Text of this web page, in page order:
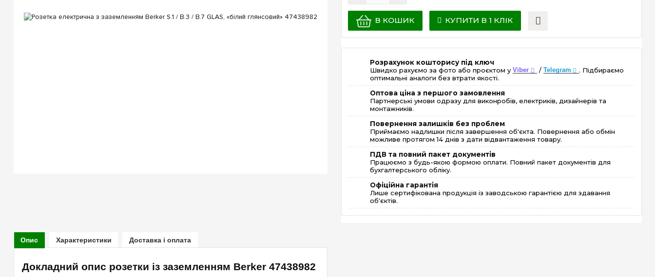
В КОШИК КУПИТИ В 1 КЛІК
Розрахунок кошторису під ключ
Швидко рахуємо за фото або проєктом уViber / Telegram
. Підбираємо
оптимальні аналоги без втрати якості.
Оптова ціна з першого замовлення
Партнерські умови одразу для виконробів, електриків, дизайнерів та
монтажників.
Повернення залишків без проблем
Приймаємо надлишки після завершення об'єкта. Повернення або обмін
можливе протягом 14 днів з дати відвантаження товару.
ПДВ та повний пакет документів
Працюємо з будь-якою формою оплати. Повний пакет документів для
бухгалтерського обліку.
Офіційна гарантія
Лише сертифікована продукція із заводською гарантією для здавання
об'єктів.
Опис Характеристики Доставка і оплата
Докладний опис розетки із заземленням Berker 47438982